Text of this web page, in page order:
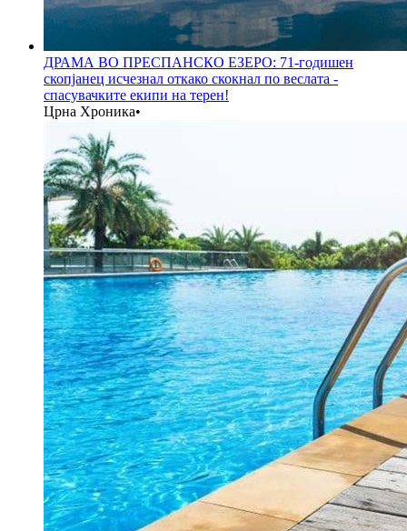
ДРАМА ВО ПРЕСПАНСКО ЕЗЕРО: 71-годишен
скопјанец исчезнал откако скокнал по веслата -
спасувачките екипи на терен!
Црна Хроника•